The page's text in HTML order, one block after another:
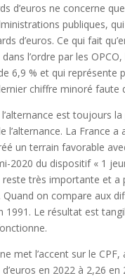
d’euros ne concerne
publiques,
d’euros. Ce qui fait
l’ordre par les
6,9 % et qui
chiffre minoré faute
est toujours
l’alternance. La France
un terrain favorable
2020 du dispositif « 1
très importante et
Quand on compare aux
1991. Le résultat est
met l’accent sur le
en 2022 à 2,26